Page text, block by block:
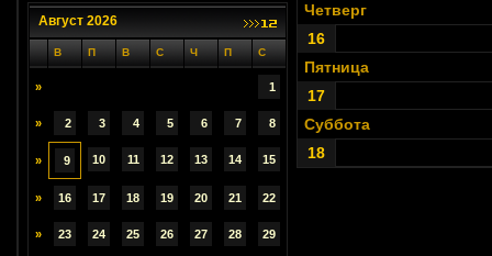
Август 2026
В П В С Ч П С
» 1
» 2 3 4 5 6 7 8
» 9 10 11 12 13 14 15
» 16 17 18 19 20 21 22
» 23 24 25 26 27 28 29
Четверг
16
Пятница
17
Суббота
18